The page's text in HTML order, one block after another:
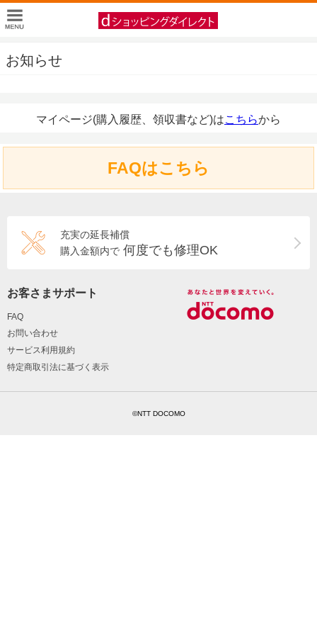
お知らせ
マイページ(購入履歴、領収書など)はこちらから
FAQはこちら
充実の延長補償
購入金額内で 何度でも修理OK
お客さまサポート
FAQ
お問い合わせ
サービス利用規約
特定商取引法に基づく表示
©NTT DOCOMO